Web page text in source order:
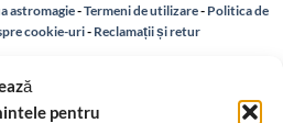
pentru
astromagie-Termeni de utilizare- Politica de
cookie-uri- Reclamații și retur
a reclamatiilor -